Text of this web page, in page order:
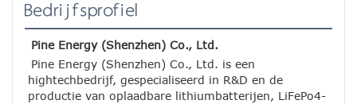
Bedrijfsprofiel
Pine Energy (Shenzhen) Co., Ltd.
Pine Energy (Shenzhen) Co., Ltd. is een
hightechbedrijf, gespecialiseerd in R&D en de
productie van oplaadbare lithiumbatterijen, LiFePo4-